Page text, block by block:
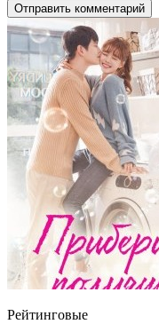
Отправить комментарий
Рейтинговые